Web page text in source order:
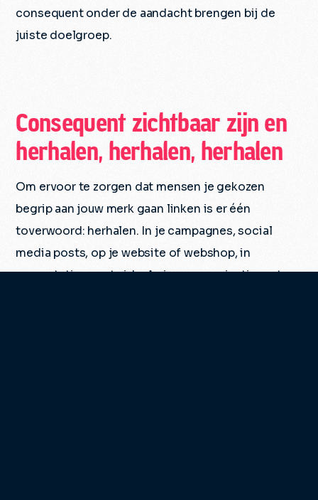
consequent onder de aandacht brengen bij de
juiste doelgroep.
Consequent zichtbaar zijn en
herhalen, herhalen, herhalen
Om ervoor te zorgen dat mensen je gekozen
begrip aan jouw merk gaan linken is er één
toverwoord: herhalen. In je campagnes, social
media posts, op je website of webshop, in
presentaties, met video’s, in communicatie met